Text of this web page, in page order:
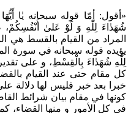
«أقول: أمّا قوله سبحانه يٰا
شُهَدٰاءَ لِلّٰهِ وَ لَوْ عَلىٰ
المراد من القيام بالقسط هي
يؤيده قوله سبحانه في سورة‌
لِلّٰهِ شُهَدٰاءَ بِالْقِسْطِ، و على
كل مقام حتى عند القيام
خبرا بعد خبر فليس لها
كونها في مقام بيان شرائط
في كل الأمور و منها القضاء،